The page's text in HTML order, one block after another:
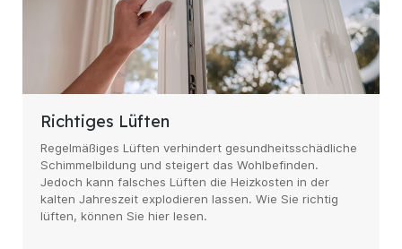
Richtiges Lüften
Regelmäßiges Lüften verhindert gesundheitsschädliche
Schimmelbildung und steigert das Wohlbefinden.
Jedoch kann falsches Lüften die Heizkosten in der
kalten Jahreszeit explodieren lassen. Wie Sie richtig
lüften, können Sie hier lesen.